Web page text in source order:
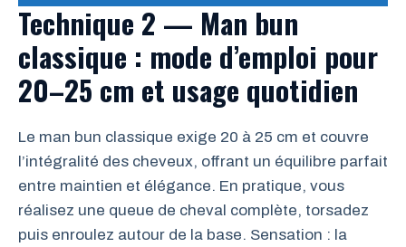
Technique 2 — Man bun
classique : mode d’emploi pour
20–25 cm et usage quotidien
Le man bun classique exige 20 à 25 cm et couvre
l’intégralité des cheveux, offrant un équilibre parfait
entre maintien et élégance. En pratique, vous
réalisez une queue de cheval complète, torsadez
puis enroulez autour de la base. Sensation : la